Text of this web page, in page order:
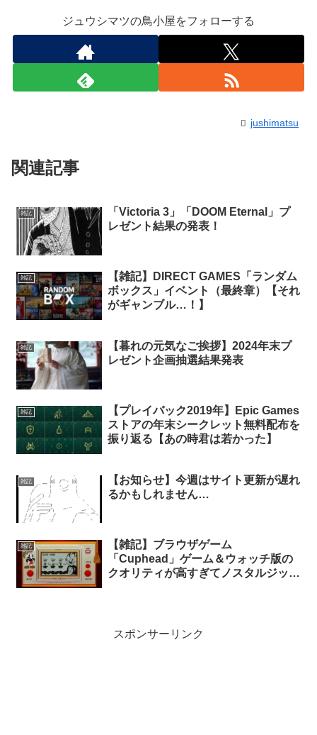
ジュウシマツの鳥小屋をフォローする
jushimatsu
関連記事
雑記
「Victoria 3」「DOOM Eternal」プ
レゼント結果の発表！
雑記
【雑記】DIRECT GAMES「ランダム
ボックス」イベント（最終章）【それ
がギャンブル…！】
雑記
【暮れの元気なご挨拶】2024年末プ
レゼント企画抽選結果発表
雑記
【プレイバック2019年】Epic Games
ストアの年末シークレット無料配布を
振り返る【あの時君は若かった】
雑記
【お知らせ】今週はサイト更新が遅れ
るかもしれません…
雑記
【雑記】ブラウザゲーム
「Cuphead」ゲーム＆ウォッチ版の
クオリティが高すぎてノスタルジック
スポンサーリンク